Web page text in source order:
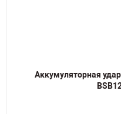
Аккумуляторная